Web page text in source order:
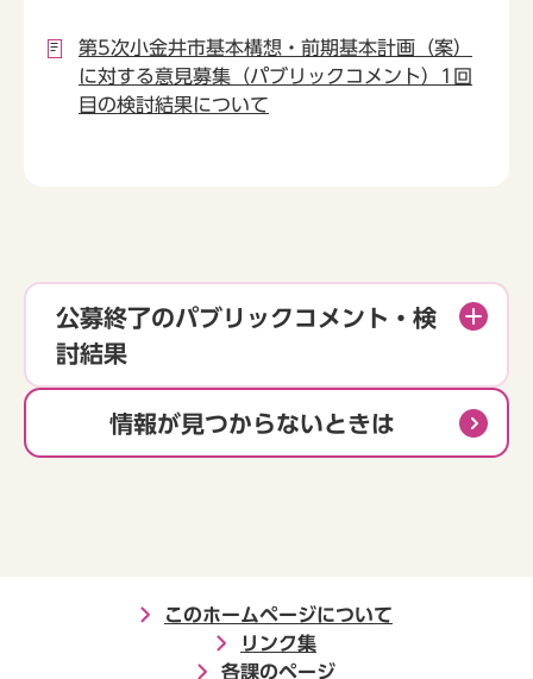
第5次小金井市基本構想・前期基本計画（案）
に対する意見募集（パブリックコメント）1回
目の検討結果について
公募終了のパブリックコメント・検
討結果
情報が見つからないときは
このホームページについて
リンク集
各課のページ